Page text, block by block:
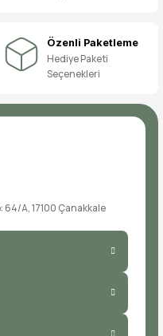
Özenli Paketleme
Hediye Paketi
Seçenekleri
64/A, 17100 Çanakkale